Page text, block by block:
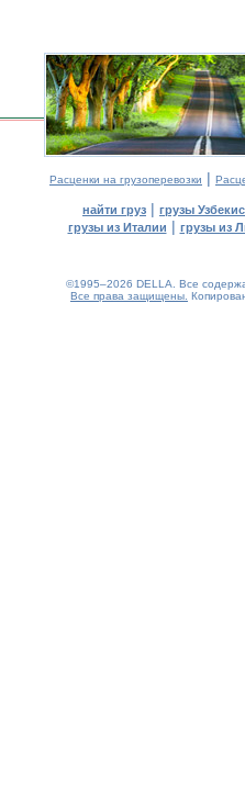
Расценки на грузоперевозки |
найти груз | грузы
грузы из Италии | грузы из
©1995–2026 DELLA. Все
Все права защищены.